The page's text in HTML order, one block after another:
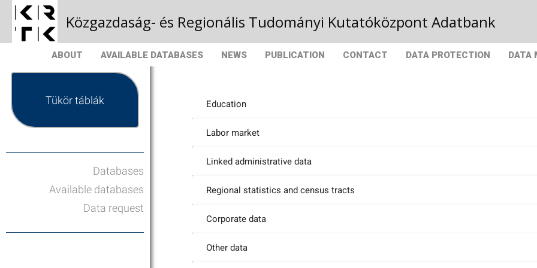
Közgazdaság- és Regionális Tudományi Kutatóközpont Adatbank
ABOUT AVAILABLE DATABASES NEWS PUBLICATION CONTACT DATA PROTECTION DATA
Tükör táblák
Databases
Available databases
Data request
Education
Labor market
Linked administrative data
Regional statistics and census tracts
Corporate data
Other data